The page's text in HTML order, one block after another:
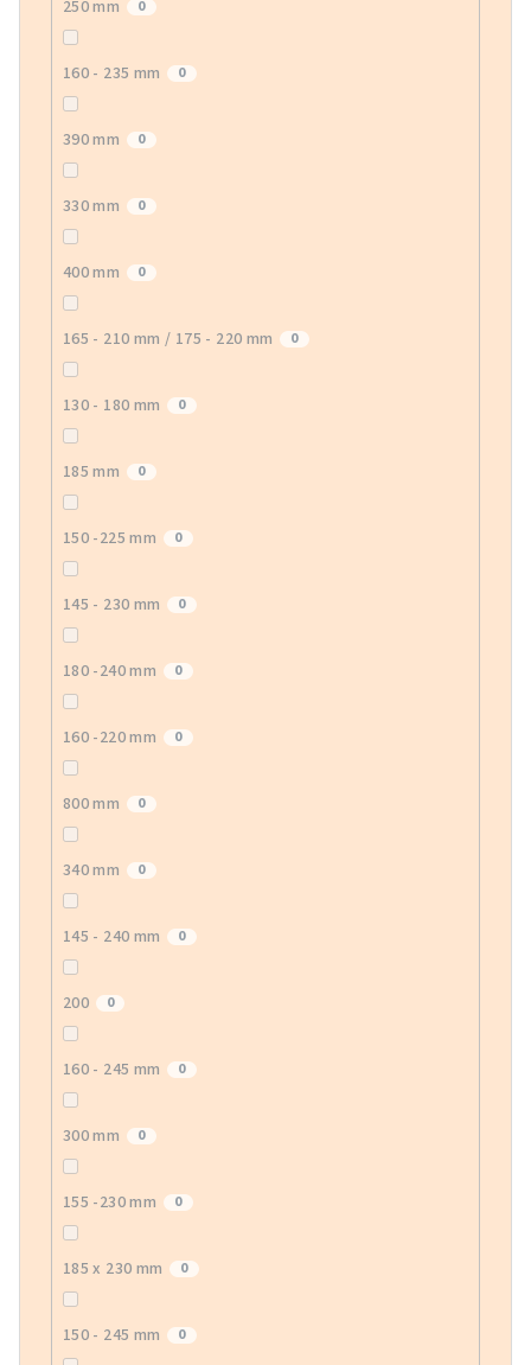
250 mm 0
160 - 235 mm 0
390 mm 0
330 mm 0
400 mm 0
165 - 210 mm / 175 - 220 mm 0
130 - 180 mm 0
185 mm 0
150 -225 mm 0
145 - 230 mm 0
180 -240 mm 0
160 -220 mm 0
800 mm 0
340 mm 0
145 - 240 mm 0
200 0
160 - 245 mm 0
300 mm 0
155 -230 mm 0
185 x 230 mm 0
150 - 245 mm 0